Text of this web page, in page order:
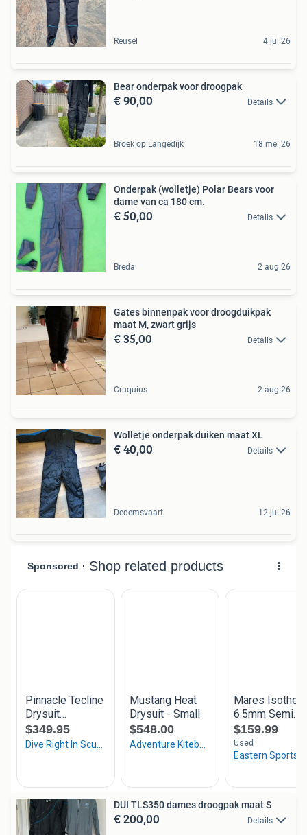
Reusel 4 jul 26
Bear onderpak voor droogpak
€ 90,00 Details
Broek op Langedijk 18 mei 26
Onderpak (wolletje) Polar Bears voor
dame van ca 180 cm.
€ 50,00 Details
Breda 2 aug 26
Gates binnenpak voor droogduikpak
maat M, zwart grijs
€ 35,00 Details
Cruquius 2 aug 26
Wolletje onderpak duiken maat XL
€ 40,00 Details
Dedemsvaart 12 jul 26
DUI TLS350 dames droogpak maat S
€ 200,00 Details